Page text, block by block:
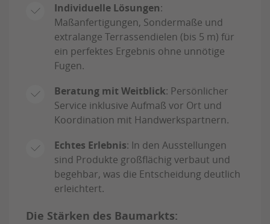
Individuelle Lösungen:
Maßanfertigungen, Sondermaße und
extralange Terrassendielen (bis 5 m) für
ein perfektes Ergebnis ohne unnötige
Fugen.
Beratung mit Weitblick: Persönlicher
Service inklusive Aufmaß vor Ort und
Koordination mit Handwerkspartnern.
Echtes Erlebnis: In den Ausstellungen
sind Produkte großflächig verbaut und
begehbar, was die Entscheidung deutlich
erleichtert.
Die Stärken des Baumarkts: